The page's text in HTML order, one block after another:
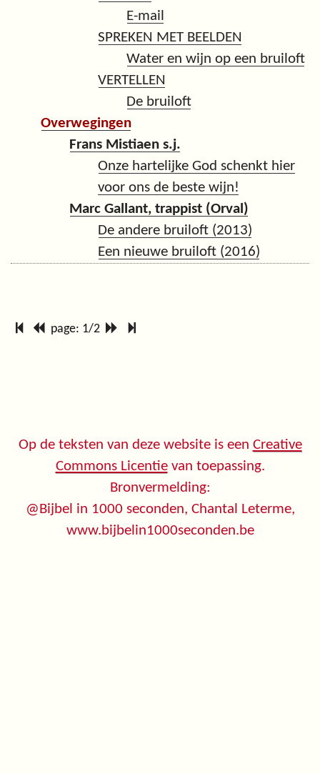
E-mail
SPREKEN MET BEELDEN
Water en wijn op een bruiloft
VERTELLEN
De bruiloft
Overwegingen
Frans Mistiaen s.j.
Onze hartelijke God schenkt hier
voor ons de beste wijn!
Marc Gallant, trappist (Orval)
De andere bruiloft (2013)
Een nieuwe bruiloft (2016)
page: 1/2
Op de teksten van deze website is een Creative
Commons Licentievan toepassing.
Bronvermelding:
@Bijbel in 1000 seconden, Chantal Leterme,
www.bijbelin1000seconden.be